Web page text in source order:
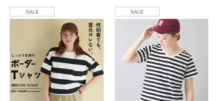
SALE SALE